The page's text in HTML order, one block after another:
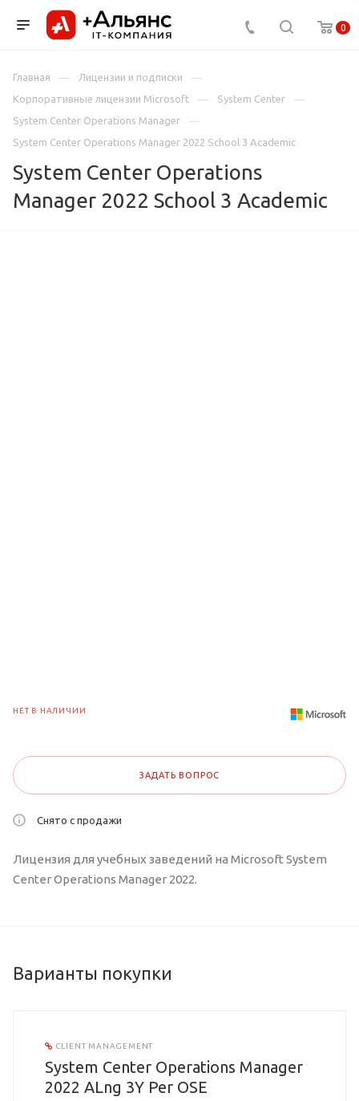
0
Главная
Лицензии и подписки
Корпоративные лицензии Microsoft
System Center
System Center Operations Manager
System Center Operations Manager 2022 School 3 Academic
System Center Operations
Manager 2022 School 3 Academic
НЕТ В НАЛИЧИИ
ЗАДАТЬ ВОПРОС
Снято с продажи
Лицензия для учебных заведений на Microsoft System
Center Operations Manager 2022.
Варианты покупки
CLIENT MANAGEMENT
System Center Operations Manager
2022 ALng 3Y Per OSE